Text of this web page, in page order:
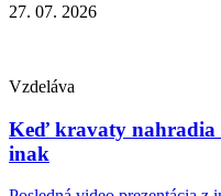
27. 07. 2026
Vzdeláva
Keď kravaty nahradia
inak